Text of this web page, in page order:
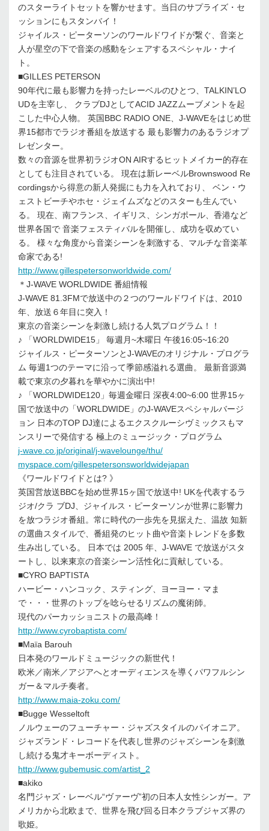
のスターライトセットを響かせます。当日のサプライズ・セ
ッションにもスタンバイ！
ジャイルス・ピーターソンのワールドワイドが繋ぐ、音楽と
人が星空の下で音楽の感動をシェアするスペシャル・ナイ
ト。
■GILLES PETERSON
90年代に最も影響力を持ったレーベルのひとつ、TALKIN’LO
UDを主宰し、 クラブDJとしてACID JAZZムーブメントを起
こした中心人物。 英国BBC RADIO ONE、J-WAVEをはじめ世
界15都市でラジオ番組を放送する 最も影響力のあるラジオプ
レゼンター。
数々の音源を世界初ラジオON AIRするヒットメイカー的存在
としても注目されている。 現在は新レーベルBrownswood Re
cordingsから得意の新人発掘にも力を入れており、 ベン・ウ
ェストビーチやホセ・ジェイムズなどのスターも生んでい
る。 現在、南フランス、イギリス、シンガポール、香港など
世界各国で 音楽フェスティバルを開催し、成功を収めてい
る。 様々な角度から音楽シーンを刺激する、マルチな音楽革
命家である!
http://www.gillespetersonworldwide.com/
＊J-WAVE WORLDWIDE 番組情報
J-WAVE 81.3FMで放送中の２つのワールドワイドは、2010
年、放送６年目に突入！
東京の音楽シーンを刺激し続ける人気プログラム！！
♪ 「WORLDWIDE15」 毎週月~木曜日 午後16:05~16:20
ジャイルス・ピーターソンとJ-WAVEのオリジナル・プログラ
ム 毎週1つのテーマに沿って季節感溢れる選曲。 最新音源満
載で東京の夕暮れを華やかに演出中!
♪ 「WORLDWIDE120」毎週金曜日 深夜4:00~6:00 世界15ヶ
国で放送中の「WORLDWIDE」のJ-WAVEスペシャルバージ
ョン 日本のTOP DJ達によるエクスクルーシヴミックスもマ
ンスリーで発信する 極上のミュージック・プログラム
j-wave.co.jp/original/j-wavelounge/thu/
myspace.com/gillespetersonsworldwidejapan
《ワールドワイドとは? 》
英国営放送BBCを始め世界15ヶ国で放送中! UKを代表するラ
ジオ/クラ ブDJ、ジャイルス・ピーターソンが世界に影響力
を放つラジオ番組。常に時代の一歩先を見据えた、温故 知新
の選曲スタイルで、番組発のヒット曲や音楽トレンドを多数
生み出している。 日本では 2005 年、J-WAVE で放送がスタ
ートし、以来東京の音楽シーン活性化に貢献している。
■CYRO BAPTISTA
ハービー・ハンコック、スティング、ヨーヨー・マま
で・・・世界のトップを唸らせるリズムの魔術師。
現代のパーカッショニストの最高峰！
http://www.cyrobaptista.com/
■Maïa Barouh
日本発のワールドミュージックの新世代！
欧米／南米／アジアへとオーディエンスを導くパワフルシン
ガー＆マルチ奏者。
http://www.maia-zoku.com/
■Bugge Wesseltoft
ノルウェーのフューチャー・ジャズスタイルのパイオニア。
ジャズランド・レコードを代表し世界のジャズシーンを刺激
し続ける鬼才キーボーディスト。
http://www.gubemusic.com/artist_2
■akiko
名門ジャズ・レーベル“ヴァーヴ”初の日本人女性シンガー。ア
メリカから北欧まで、世界を飛び回る日本クラブジャズ界の
歌姫。